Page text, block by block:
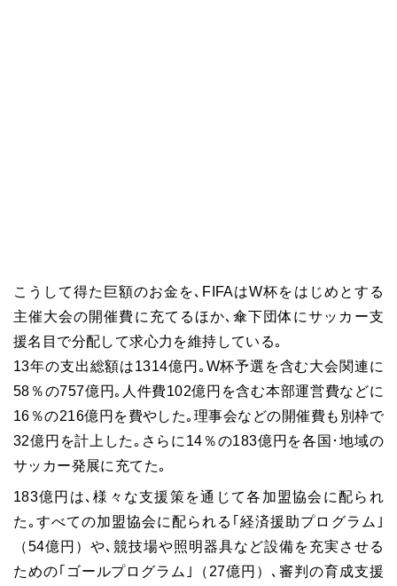
こうして得た巨額のお金を､FIFAはW杯をはじめとする
主催大会の開催費に充てるほか､傘下団体にサッカー支
援名目で分配して求心力を維持している｡
13年の支出総額は1314億円｡W杯予選を含む大会関連に
58％の757億円｡人件費102億円を含む本部運営費などに
16％の216億円を費やした｡理事会などの開催費も別枠で
32億円を計上した｡さらに14％の183億円を各国･地域の
サッカー発展に充てた｡
183億円は､様々な支援策を通じて各加盟協会に配られ
た｡すべての加盟協会に配られる｢経済援助プログラム｣
（54億円）や､競技場や照明器具など設備を充実させる
ための｢ゴールプログラム｣（27億円）､審判の育成支援